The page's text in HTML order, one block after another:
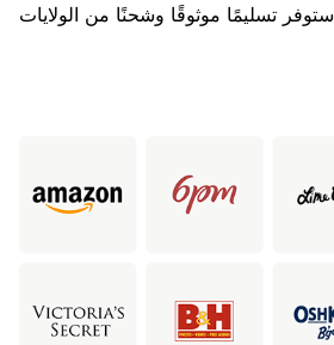
المجوهرات. وQwintry ستوفر تسليمًا موثوقًا وشحنًا من الولايات